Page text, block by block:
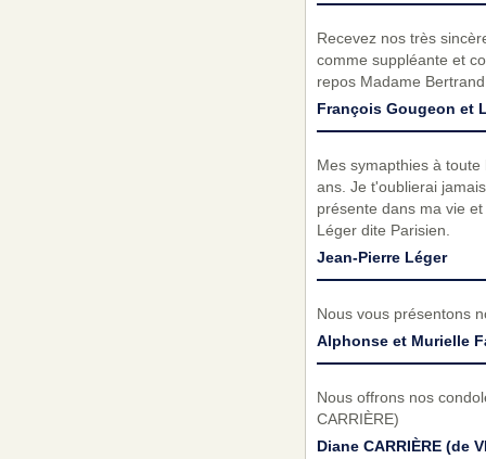
Recevez nos très
comme suppléante et
repos Madame
François Gougeon et
Mes symapthies à
ans. Je t'oublierai
présente dans ma vie
Léger dite Parisien.
Jean-Pierre Léger
Nous vous présentons
Alphonse et Murielle
Nous offrons nos
CARRIÈRE)
Diane CARRIÈRE (de